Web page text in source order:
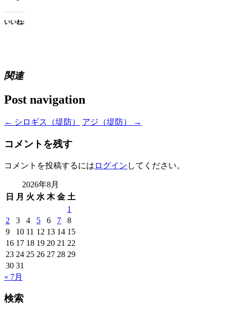
いいね:
関連
Post navigation
← シロギス（堤防） アジ（堤防） →
コメントを残す
コメントを投稿するには ログイン してください。
2026年8月
日
月 火 水 木 金 土
1
2
3 4 5 6 7
8
9
10 11 12 13 14 15
16 17 18 19 20 21 22
23 24 25 26 27 28 29
30 31
« 7月
検索